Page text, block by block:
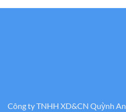
Công ty TNHH XD&CN Quỳnh An